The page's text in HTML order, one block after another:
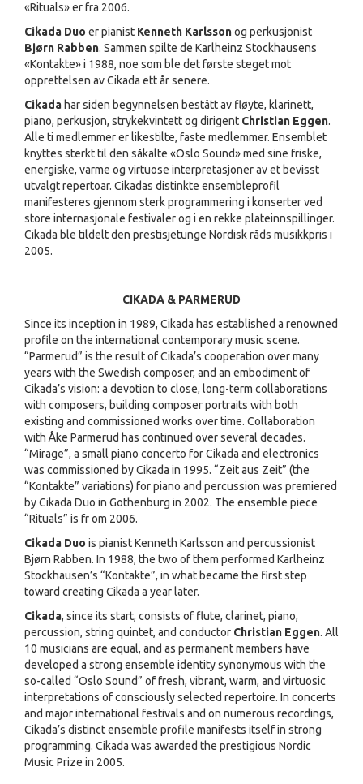
«Rituals» er fra 2006.
Cikada Duo er pianist Kenneth Karlssonog perkusjonist
Bjørn Rabben. Sammen spilte de Karlheinz Stockhausens
«Kontakte» i 1988, noe som ble det første steget mot
opprettelsen av Cikada ett år senere.
Cikada har siden begynnelsen bestått av fløyte, klarinett,
piano, perkusjon, strykekvintett og dirigent Christian Eggen.
Alle ti medlemmer er likestilte, faste medlemmer. Ensemblet
knyttes sterkt til den såkalte «Oslo Sound» med sine friske,
energiske, varme og virtuose interpretasjoner av et bevisst
utvalgt repertoar. Cikadas distinkte ensembleprofil
manifesteres gjennom sterk programmering i konserter ved
store internasjonale festivaler og i en rekke plateinnspillinger.
Cikada ble tildelt den prestisjetunge Nordisk råds musikkpris i
2005.
CIKADA & PARMERUD
Since its inception in 1989, Cikada has established a renowned
profile on the international contemporary music scene.
“Parmerud” is the result of Cikada’s cooperation over many
years with the Swedish composer, and an embodiment of
Cikada’s vision: a devotion to close, long-term collaborations
with composers, building composer portraits with both
existing and commissioned works over time. Collaboration
with Åke Parmerud has continued over several decades.
“Mirage”, a small piano concerto for Cikada and electronics
was commissioned by Cikada in 1995. “Zeit aus Zeit” (the
“Kontakte” variations) for piano and percussion was premiered
by Cikada Duo in Gothenburg in 2002. The ensemble piece
“Rituals” is fr om 2006.
Cikada Duo is pianist Kenneth Karlsson and percussionist
Bjørn Rabben. In 1988, the two of them performed Karlheinz
Stockhausen’s “Kontakte”, in what became the first step
toward creating Cikada a year later.
Cikada, since its start, consists of flute, clarinet, piano,
percussion, string quintet, and conductor Christian Eggen. All
10 musicians are equal, and as permanent members have
developed a strong ensemble identity synonymous with the
so-called “Oslo Sound” of fresh, vibrant, warm, and virtuosic
interpretations of consciously selected repertoire. In concerts
and major international festivals and on numerous recordings,
Cikada’s distinct ensemble profile manifests itself in strong
programming. Cikada was awarded the prestigious Nordic
Music Prize in 2005.